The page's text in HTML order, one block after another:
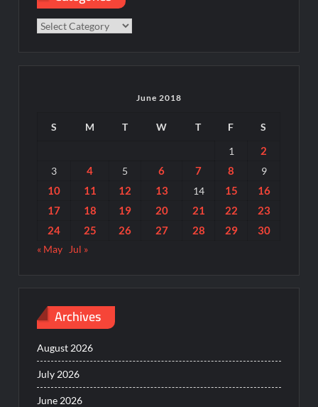
Categories
June 2018
S M T W T F
S
1
2
3 4 5 6 7 8 9
10 11 12 13 14 15
16
17
18 19 20 21 22
23
24
25 26 27 28 29 30
« May Jul »
Archives
August 2026
July 2026
June 2026